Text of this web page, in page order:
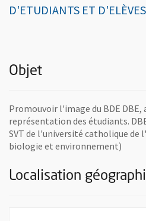
D'ETUDIANTS ET D'ELÈVES
Objet
Promouvoir l'image du BDE DBE,
représentation des étudiants.
SVT de l'université catholique
biologie et environnement)
Localisation